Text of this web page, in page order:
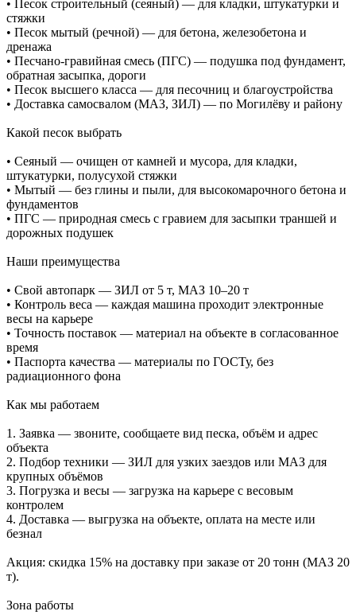
• Песок строительный (сеяный) — для кладки, штукатурки и
стяжки
• Песок мытый (речной) — для бетона, железобетона и
дренажа
• Песчано-гравийная смесь (ПГС) — подушка под фундамент,
обратная засыпка, дороги
• Песок высшего класса — для песочниц и благоустройства
• Доставка самосвалом (МАЗ, ЗИЛ) — по Могилёву и району
Какой песок выбрать
• Сеяный — очищен от камней и мусора, для кладки,
штукатурки, полусухой стяжки
• Мытый — без глины и пыли, для высокомарочного бетона и
фундаментов
• ПГС — природная смесь с гравием для засыпки траншей и
дорожных подушек
Наши преимущества
• Свой автопарк — ЗИЛ от 5 т, МАЗ 10–20 т
• Контроль веса — каждая машина проходит электронные
весы на карьере
• Точность поставок — материал на объекте в согласованное
время
• Паспорта качества — материалы по ГОСТу, без
радиационного фона
Как мы работаем
1. Заявка — звоните, сообщаете вид песка, объём и адрес
объекта
2. Подбор техники — ЗИЛ для узких заездов или МАЗ для
крупных объёмов
3. Погрузка и весы — загрузка на карьере с весовым
контролем
4. Доставка — выгрузка на объекте, оплата на месте или
безнал
Акция: скидка 15% на доставку при заказе от 20 тонн (МАЗ 20
т).
Зона работы